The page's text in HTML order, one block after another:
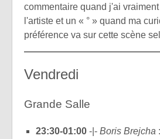
commentaire quand j'ai
l'artiste et un « ° » quand ma
préférence va sur cette scène
Vendredi
Grande Salle
23:30-01:00 -|- Boris Brejcha